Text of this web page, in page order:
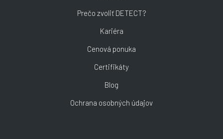
Prečo zvoliť DETECT?
Kariéra
Cenová ponuka
Certifikáty
Blog
Ochrana osobných údajov